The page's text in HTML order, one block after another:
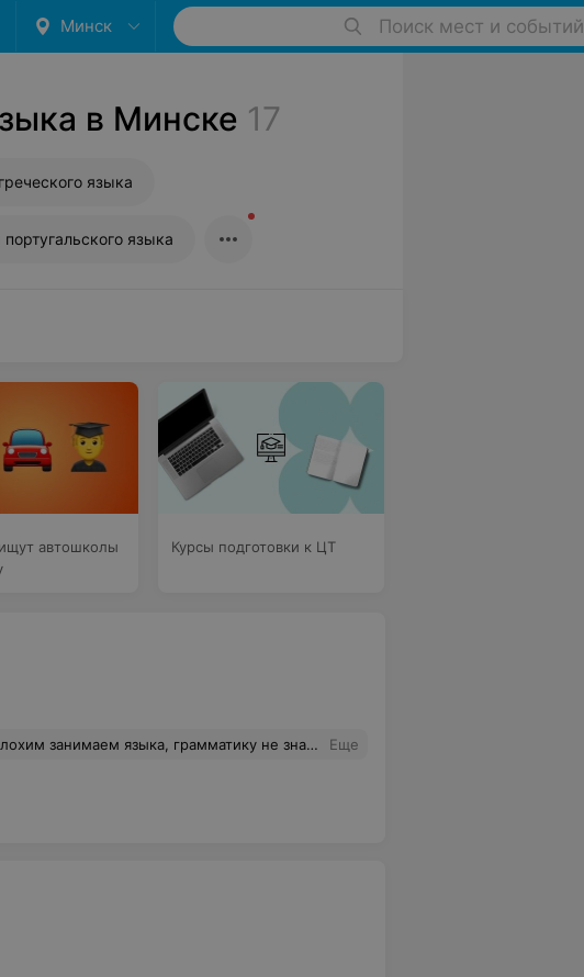
Минск Поиск мест и событий
в Минске 17
языка
языка
автошколы
Курсы подготовки к ЦТ
а я понимаю их))) в центре очень уютная и доброжелательная атмосфера, небольшие и комфортные во всех смыслах группы, занятия всегда разнообразные и веселые. А ещё прекрасный бонус, что на занятиях тебя всегда встречает прекрасная собачка Оливка, с ней английский учится куда лучше) спасибо Елене за знания, мотивацию, продержку и веру в своих учеников! Еще